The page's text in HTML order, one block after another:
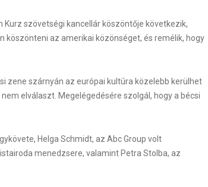
Kurz szövetségi kancellár köszöntője következik,
köszönteni az amerikai közönséget, és remélik, hogy
zene szárnyán az európai kultúra közelebb kerülhet
elválaszt. Megelégedésére szolgál, hogy a bécsi
Helga Schmidt, az Abc Group volt
menedzsere, valamint Petra Stolba, az